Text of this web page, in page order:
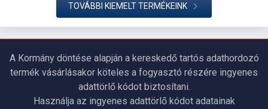
TOVÁBBI KIEMELT TERMÉKEINK
A Kormány döntése alapján a kereskedő tartós adathordozó
termék vásárlásakor köteles a fogyasztó részére ingyenes
adattörlő kódot biztosítani.
Használja az ingyenes adattörlő kódot adatainak